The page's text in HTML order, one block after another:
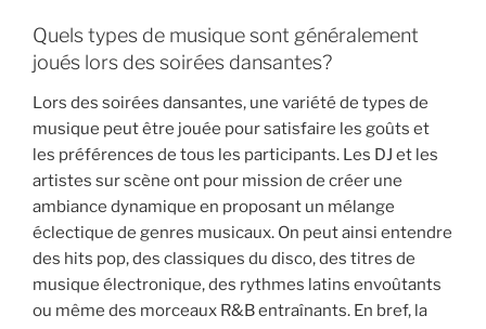
Quels types de musique sont généralement
joués lors des soirées dansantes?
Lors des soirées dansantes, une variété de types de
musique peut être jouée pour satisfaire les goûts et
les préférences de tous les participants. Les DJ et les
artistes sur scène ont pour mission de créer une
ambiance dynamique en proposant un mélange
éclectique de genres musicaux. On peut ainsi entendre
des hits pop, des classiques du disco, des titres de
musique électronique, des rythmes latins envoûtants
ou même des morceaux R&B entraînants. En bref, la